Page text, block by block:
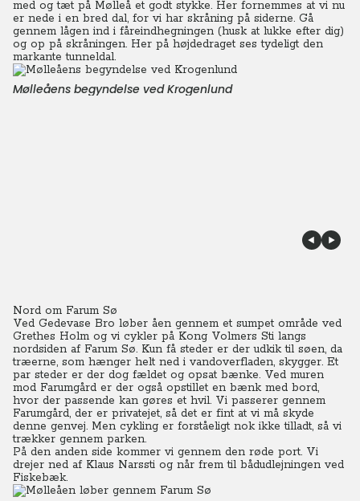
med og tæt på Mølleå et godt stykke. Her fornemmes at vi nu
er nede i en bred dal, for vi har skråning på siderne. Gå
gennem lågen ind i fåreindhegningen (husk at lukke efter dig)
og op på skråningen. Her på højdedraget ses tydeligt den
markante tunneldal.
Mølleåens begyndelse ved Krogenlund
Nord om Farum Sø
Ved Gedevase Bro løber åen gennem et sumpet område ved
Grethes Holm og vi cykler på Kong Volmers Sti langs
nordsiden af Farum Sø. Kun få steder er der udkik til søen, da
træerne, som hænger helt ned i vandoverfladen, skygger. Et
par steder er der dog fældet og opsat bænke. Ved muren
mod Farumgård er der også opstillet en bænk med bord,
hvor der passende kan gøres et hvil. Vi passerer gennem
Farumgård, der er privatejet, så det er fint at vi må skyde
denne genvej. Men cykling er forståeligt nok ikke tilladt, så vi
trækker gennem parken.
På den anden side kommer vi gennem den røde port. Vi
drejer ned af Klaus Narssti og når frem til bådudlejningen ved
Fiskebæk.